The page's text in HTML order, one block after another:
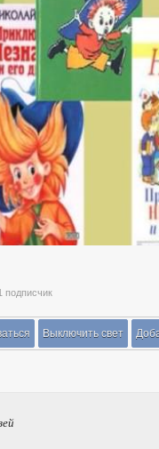
подписчик
Выключить свет